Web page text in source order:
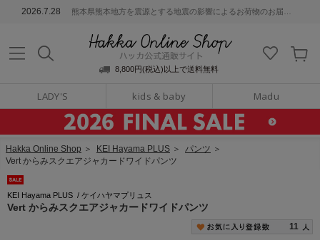
2026.7.28 熊本県熊本地方を震源とする地震の影響によるお荷物のお届けについて
8,800円(税込)以上で送料無料
LADY'S kids & baby Madu
通販サイト
Hakka Online Shop ＞ KEI Hayama PLUS ＞ パンツ ＞
Vert からみスクエアジャカードワイドパンツ
KEI Hayama PLUS / ケイハヤマプリュス
Vert からみスクエアジャカードワイドパンツ
11